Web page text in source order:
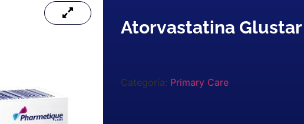
Atorvastatina
Categoría: Primary Care